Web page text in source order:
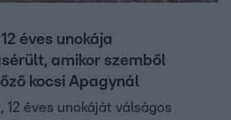
éves unokája
amikor szemből
kocsi Apagynál
éves unokáját válságos